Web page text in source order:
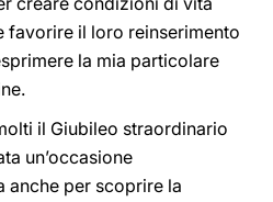
favorire il loro reinserimento
la mia particolare
il Giubileo straordinario
un’occasione
anche per scoprire la